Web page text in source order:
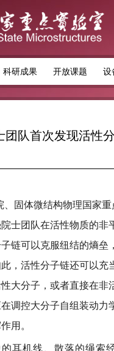
科研成果 开放课题 设
团队首次发现活性
、固体微结构物理国家
士团队在活性物质的非
链可以克服纽结的熵垒
，活性分子链还可以充
大分子，或者直接在非
调控大分子自组装动力
用。
耳机线、散落的绳索